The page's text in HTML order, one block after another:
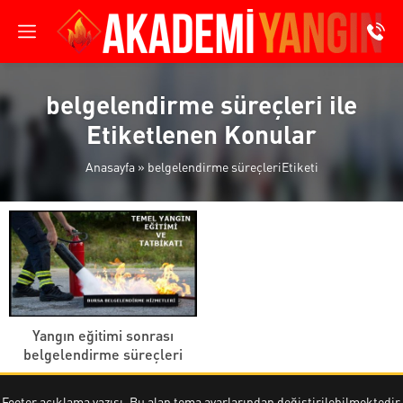
belgelendirme süreçleri ile
Etiketlenen Konular
Anasayfa» belgelendirme süreçleriEtiketi
Yangın eğitimi sonrası
belgelendirme süreçleri